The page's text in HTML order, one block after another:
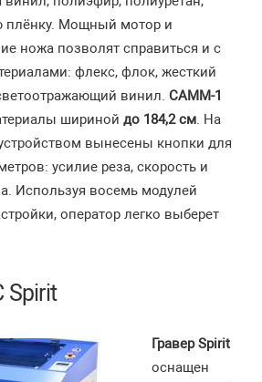
плёнку. Мощный мотор и
ножа позволят справиться и с
флекс, флок, жесткий
винил. CAMM-1
шириной до 184,2 см. На
вынесены кнопки для
усилие реза, скорость и
Используя восемь модулей
оператор легко выберет
Spirit
Гравер Spirit
оснащен